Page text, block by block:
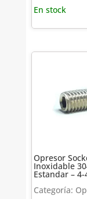
En stock
Opresor
Inoxidable
Estandar – 4-
Categoría: